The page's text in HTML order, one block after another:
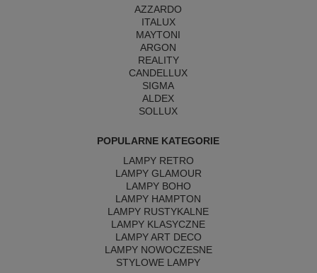
AZZARDO
ITALUX
MAYTONI
ARGON
REALITY
CANDELLUX
SIGMA
ALDEX
SOLLUX
POPULARNE KATEGORIE
LAMPY RETRO
LAMPY GLAMOUR
LAMPY BOHO
LAMPY HAMPTON
LAMPY RUSTYKALNE
LAMPY KLASYCZNE
LAMPY ART DECO
LAMPY NOWOCZESNE
STYLOWE LAMPY